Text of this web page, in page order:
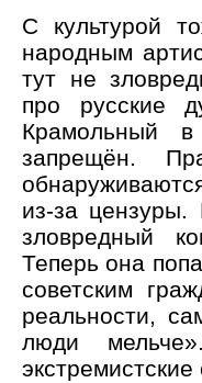
С культурой
народным
тут не
про русские
Крамольный
запрещён.
из-за цензуры.
зловредный
Теперь она
советским
реальности,
люди